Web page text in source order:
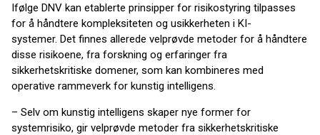
Ifølge DNV kan etablerte prinsipper for risikostyring tilpasses
for å håndtere kompleksiteten og usikkerheten i KI-
systemer. Det finnes allerede velprøvde metoder for å håndtere
disse risikoene, fra forskning og erfaringer fra
sikkerhetskritiske domener, som kan kombineres med
operative rammeverk for kunstig intelligens.
– Selv om kunstig intelligens skaper nye former for
systemrisiko, gir velprøvde metoder fra sikkerhetskritiske